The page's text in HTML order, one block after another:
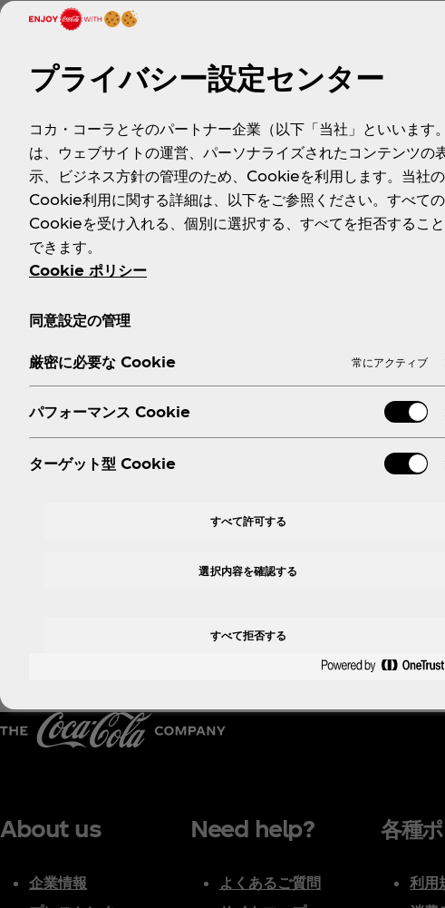
＿＿＿＿＿＿＿＿＿＿＿＿＿＿＿＿＿＿＿＿＿＿＿
報道関係者の皆様からの各種お問い合わせ、ご取材の依頼などは
ております。スムーズな取材対応のため、お問い合わせのさいは
なおこちらの窓口では広告媒体や広告企画、イベント協賛、スポ
たしかねますので、予めご了承ください。
＿＿＿＿＿＿＿＿＿＿＿＿＿＿＿＿＿＿＿＿＿＿＿
__（以下問い合わせフォーマットをメール本文にコピーいただきご
御社名：
媒体名（番組名）：
取材希望候補日（取材なしの場合は"なし"）：
紹介予定のブランドや製品：
企画概要：
（記事や番組の企画書を添付お願いします。どのよう
希望か、可能な限り具体的にお書き添えください）
（事実の確認、画像の貸出など、具体的にお書
ご担当者様のご所属、ご連絡先電話番号、メールアドレスなど：
＿＿＿＿＿＿＿＿＿＿＿＿＿＿＿＿＿＿＿＿＿＿＿
・回答にはお時間をいただく場合がございます（対応は通常営業
・回答日のご指定や、「至急」のご要望にはお応えできないことも
・物品・サービス等のセールスへのご回答はいたしかねますので
About us
企業情報
Need help?
よくあるご質問
各種
利用
プライバシー設定センター
コカ・コーラとそのパートナー企業（以下「当社」といいます。
は、ウェブサイトの運営、パーソナライズされたコンテンツの
示、ビジネス方針の管理のため、Cookieを利用します。当社の
Cookie利用に関する詳細は、以下をご参照ください。すべての
Cookieを受け入れる、個別に選択する、すべてを拒否するこ
できます。
Cookie ポリシー
同意設定の管理
厳密に必要な Cookie 常にアクティブ
パフォーマンス Cookie
ターゲット型 Cookie
すべて許可する
すべて拒否する
選択内容を確認する